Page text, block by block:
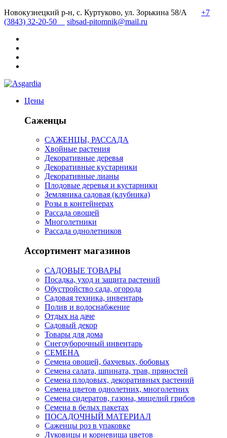
Новокузнецкий р-н, с. Куртуково, ул. Зорькина 58/А
+7
(3843) 32-20-50
sibsad-pitomnik@mail.ru
Цены
Саженцы
САЖЕНЦЫ, РАССАДА
Хвойные растения
Декоративные деревья
Декоративные кустарники
Декоративные лианы
Плодовые деревья и кустарники
Земляника садовая (клубника)
Розы в контейнерах
Рассада овощей
Многолетники
Рассада однолетников
Ассортимент магазинов
САДОВЫЕ ТОВАРЫ
Посадка, уход и защита растений
Обустройство сада, огорода
Садовая техника, инвентарь
Полив и водоснабжение
Отдых на даче
Садовый декор
Товары для дома
Снегоуборочный инвентарь
СЕМЕНА
Семена овощей, бахчевых, бобовых
Семена салата, шпината, трав, пряностей
Семена плодовых, декоративных растений
Семена цветов однолетних, многолетних
Семена сидератов, газона, мицелий грибов
Семена в белых пакетах
ПОСАДОЧНЫЙ МАТЕРИАЛ
Саженцы роз в упаковке
Луковицы и корневища цветов